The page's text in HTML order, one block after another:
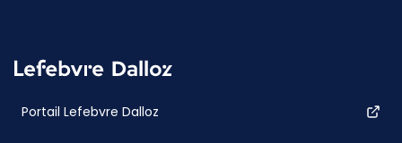
Portail Lefebvre Dalloz